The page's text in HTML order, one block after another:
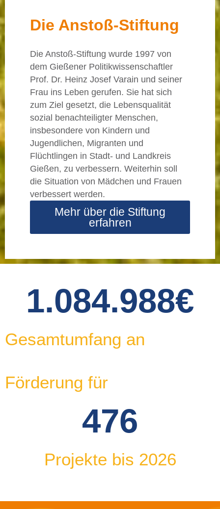
Die Anstoß-Stiftung
Die Anstoß-Stiftung wurde 1997 von
dem Gießener Politikwissenschaftler
Prof. Dr. Heinz Josef Varain und seiner
Frau ins Leben gerufen. Sie hat sich
zum Ziel gesetzt, die Lebensqualität
sozial benachteiligter Menschen,
insbesondere von Kindern und
Jugendlichen, Migranten und
Flüchtlingen in Stadt- und Landkreis
Gießen, zu verbessern. Weiterhin soll
die Situation von Mädchen und Frauen
verbessert werden.
Mehr über die Stiftung
Förderung für
1.084.988 €
476